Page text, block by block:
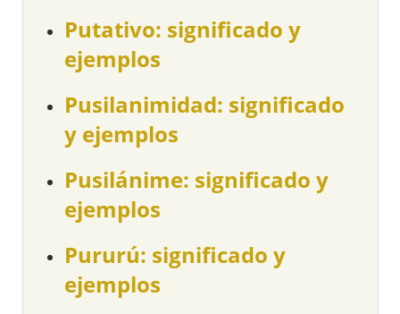
Putativo: significado y
ejemplos
Pusilanimidad: significado
y ejemplos
Pusilánime: significado y
ejemplos
Pururú: significado y
ejemplos